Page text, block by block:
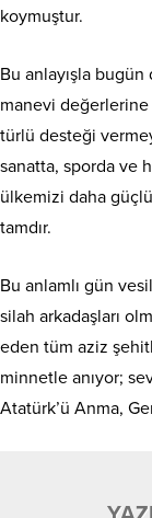
koymuştur.
Bu anlayışla
manevi
türlü desteği
sanatta, sporda ve
ülkemizi daha güçlü
tamdır.
Bu anlamlı gün
silah arkadaşları
eden tüm aziz
minnetle anıyor;
Atatürk’ü Anma,